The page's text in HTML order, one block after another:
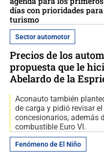
días con prioridades
turismo
Sector automotor
Precios de los
propuesta que le
Abelardo de la
Aconauto también
de carga y pidió revisar
concesionarios, además
combustible Euro VI.
Fenómeno de El Niño